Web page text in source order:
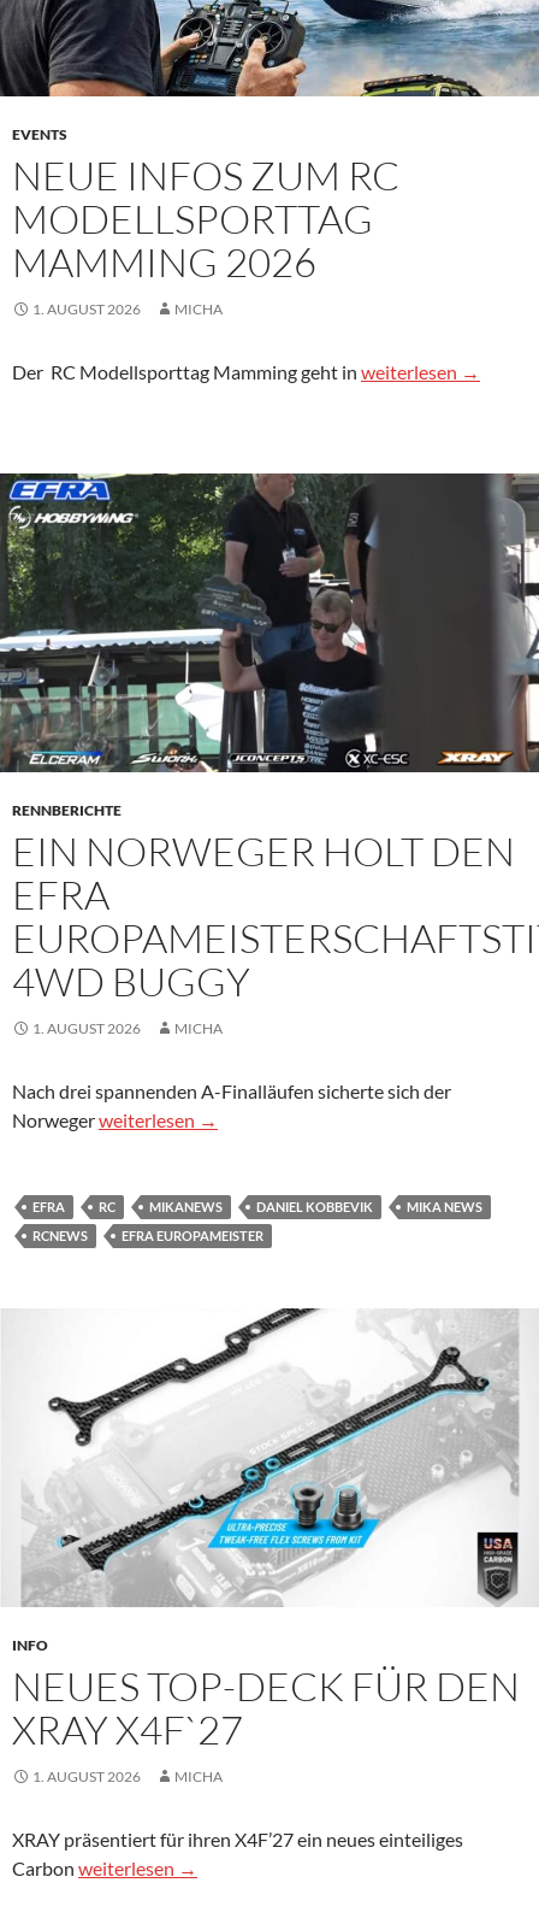
EVENTS
NEUE INFOS ZUM RC
MODELLSPORTTAG
MAMMING 2026
1. AUGUST 2026 MICHA
Der RC Modellsporttag Mamming geht in Neue Infos zum RC
weiterlesen →
RENNBERICHTE
EIN NORWEGER HOLT DEN
EFRA
4WD BUGGY
1. AUGUST 2026 MICHA
Nach drei spannenden A-Finalläufen sicherte sich der
NorwegerEin Norweger holt den EFRA
weiterlesen →
EFRA RC MIKANEWS DANIEL KOBBEVIK
MIKA NEWS
RCNEWS
EFRA EUROPAMEISTER
INFO
NEUES TOP-DECK FÜR DEN
XRAY X4F`27
1. AUGUST 2026 MICHA
XRAY präsentiert für ihren X4F’27 ein neues einteiliges
Carbon Neues Top-Deck für den Xray X4F`27
weiterlesen →